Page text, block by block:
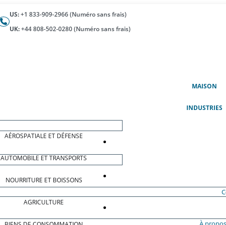
US:+1 833-909-2966 (Numéro sans frais)
UK:+44 808-502-0280 (Numéro sans frais)
MAISON
INDUSTRIES
AÉROSPATIALE ET DÉFENSE
AUTOMOBILE ET TRANSPORTS
NOURRITURE ET BOISSONS
AGRICULTURE